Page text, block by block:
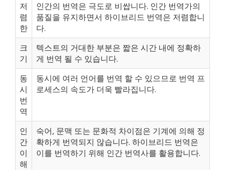
저
렴
한
인간의 번역은 극도로 비쌉니다. 인간 번역가의
품질을 유지하면서 하이브리드 번역은 저렴합니
다.
크
기
텍스트의 거대한 부분은 짧은 시간 내에 정확하
게 번역 될 수 있습니다.
동
시
번
역
동시에 여러 언어를 번역 할 수 있으므로 번역 프
로세스의 속도가 더욱 빨라집니다.
인
간
이
해
숙어, 문맥 또는 문화적 차이점은 기계에 의해 정
확하게 번역되지 않습니다. 하이브리드 번역은
이를 번역하기 위해 인간 번역사를 활용합니다.